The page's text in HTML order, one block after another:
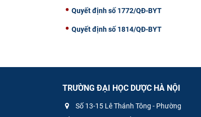
Quyết định số 1772/QĐ-BYT
Quyết định số 1814/QĐ-BYT
TRƯỜNG ĐẠI HỌC DƯỢC HÀ NỘI
Số 13-15 Lê Thánh Tông - Phường